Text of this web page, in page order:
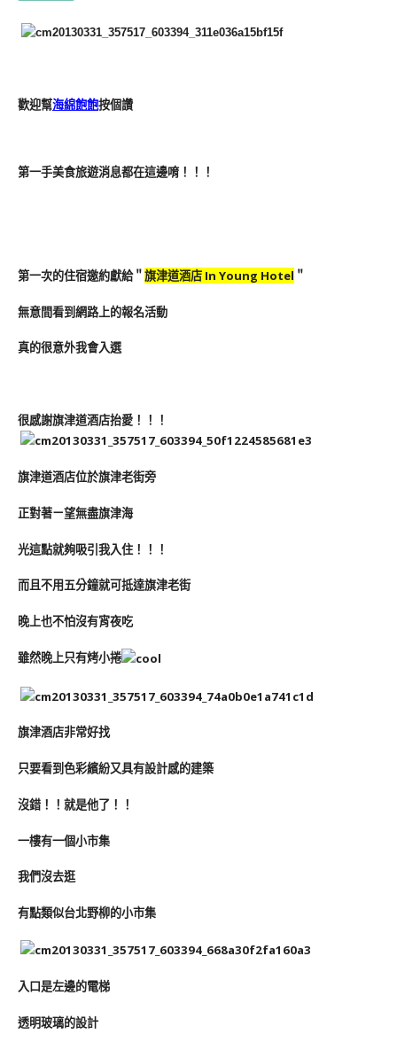
歡迎幫海綿飽飽按個讚
第一手美食旅遊消息都在這邊唷！！！
第一次的住宿邀約獻給＂旗津道酒店 In Young Hotel ＂
無意間看到網路上的報名活動
真的很意外我會入選
很感謝旗津道酒店抬愛！！！
旗津道酒店位於旗津老街旁
正對著ㄧ望無盡旗津海
光這點就夠吸引我入住！！！
而且不用五分鐘就可抵達旗津老街
晚上也不怕沒有宵夜吃
雖然晚上只有烤小捲
旗津酒店非常好找
只要看到色彩繽紛又具有設計感的建築
沒錯！！就是他了！！
一樓有一個小市集
我們沒去逛
有點類似台北野柳的小市集
入口是左邊的電梯
透明玻璃的設計